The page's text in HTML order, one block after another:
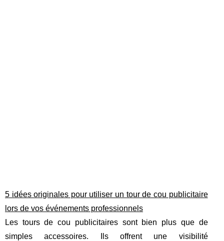
5 idées originales pour utiliser un tour de cou publicitaire
lors de vos événements professionnels
Les tours de cou publicitaires sont bien plus que de
simples accessoires. Ils offrent une visibilité